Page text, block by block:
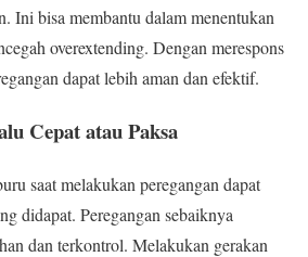
Ini bisa membantu dalam menentukan
overextending. Dengan merespons
dapat lebih aman dan efektif.
Cepat atau Paksa
saat melakukan peregangan dapat
didapat. Peregangan sebaiknya
dan terkontrol. Melakukan gerakan